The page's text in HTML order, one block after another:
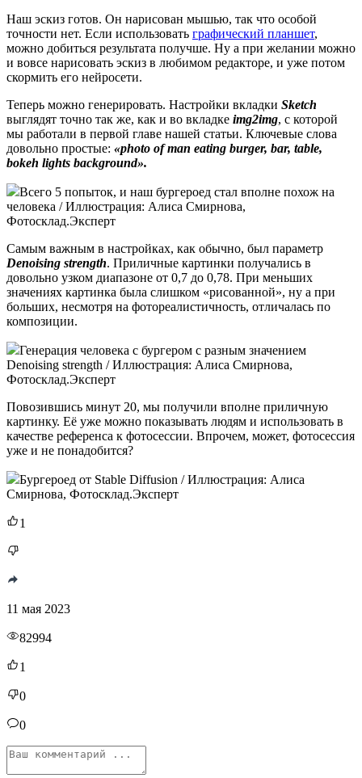
Наш эскиз готов. Он нарисован мышью, так что особой
точности нет. Если использовать графический планшет,
можно добиться результата получше. Ну а при желании можно
и вовсе нарисовать эскиз в любимом редакторе, и уже потом
скормить его нейросети.
Теперь можно генерировать. Настройки вкладки Sketch
выглядят точно так же, как и во вкладке img2img, с которой
мы работали в первой главе нашей статьи. Ключевые слова
довольно простые: «photo of man eating burger, bar, table,
bokeh lights background».
Всего 5 попыток, и наш бургероед стал вполне похож на
человека / Иллюстрация: Алиса Смирнова,
Фотосклад.Эксперт
Самым важным в настройках, как обычно, был параметр
Denoising strength. Приличные картинки получались в
довольно узком диапазоне от 0,7 до 0,78. При меньших
значениях картинка была слишком «рисованной», ну а при
больших, несмотря на фотореалистичность, отличалась по
композиции.
Генерация человека с бургером с разным значением
Denoising strength / Иллюстрация: Алиса Смирнова,
Фотосклад.Эксперт
Повозившись минут 20, мы получили вполне приличную
картинку. Её уже можно показывать людям и использовать в
качестве референса к фотосессии. Впрочем, может, фотосессия
уже и не понадобится?
Бургероед от Stable Diffusion / Иллюстрация: Алиса
Смирнова, Фотосклад.Эксперт
1
11 мая 2023
82994
1
0
0